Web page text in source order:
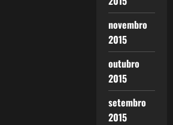
novembro
2015
outubro
2015
setembro
2015